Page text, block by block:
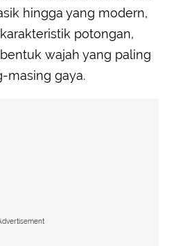
hingga yang modern,
potongan,
wajah yang paling
masing gaya.